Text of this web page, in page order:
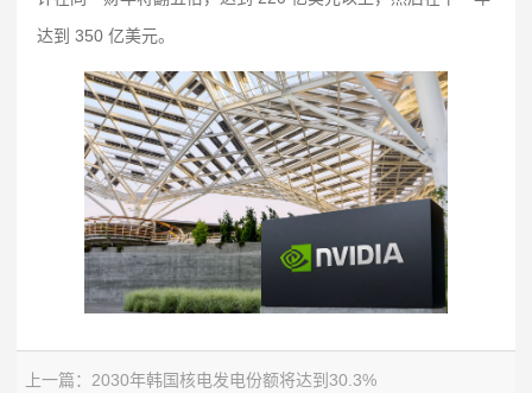
达到 350 亿美元。
上一篇： 2030年韩国核电发电份额将达到30.3%